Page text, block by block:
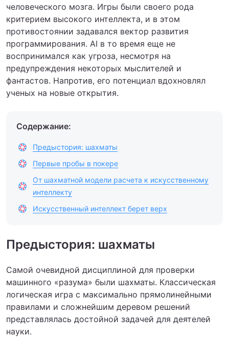
человеческого мозга. Игры были своего рода
критерием высокого интеллекта, и в этом
противостоянии задавался вектор развития
программирования. AI в то время еще не
воспринимался как угроза, несмотря на
предупреждения некоторых мыслителей и
фантастов. Напротив, его потенциал вдохновлял
ученых на новые открытия.
Содержание:
Предыстория: шахматы
Первые пробы в покере
От шахматной модели расчета к искусственному
интеллекту
Искусственный интеллект берет верх
Предыстория: шахматы
Самой очевидной дисциплиной для проверки
машинного «разума» были шахматы. Классическая
логическая игра с максимально прямолинейными
правилами и сложнейшим деревом решений
представлялась достойной задачей для деятелей
науки.